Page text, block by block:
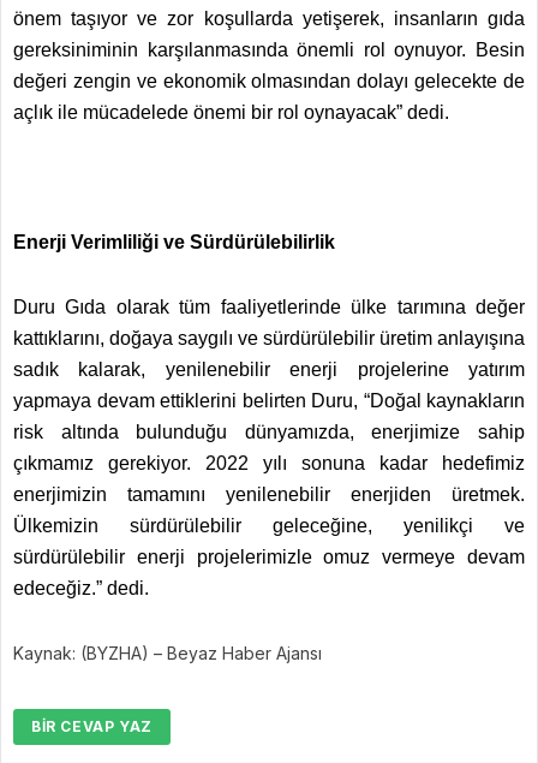
önem taşıyor ve zor koşullarda yetişerek, insanların gıda
gereksiniminin karşılanmasında önemli rol oynuyor. Besin
değeri zengin ve ekonomik olmasından dolayı gelecekte de
açlık ile mücadelede önemi bir rol oynayacak” dedi.
Enerji Verimliliği ve Sürdürülebilirlik
Duru Gıda olarak tüm faaliyetlerinde ülke tarımına değer
kattıklarını, doğaya saygılı ve sürdürülebilir üretim anlayışına
sadık kalarak, yenilenebilir enerji projelerine yatırım
yapmaya devam ettiklerini belirten Duru, “Doğal kaynakların
risk altında bulunduğu dünyamızda, enerjimize sahip
çıkmamız gerekiyor. 2022 yılı sonuna kadar hedefimiz
enerjimizin tamamını yenilenebilir enerjiden üretmek.
Ülkemizin sürdürülebilir geleceğine, yenilikçi ve
sürdürülebilir enerji projelerimizle omuz vermeye devam
edeceğiz.” dedi.
Kaynak: (BYZHA) – Beyaz Haber Ajansı
BIR CEVAP YAZ